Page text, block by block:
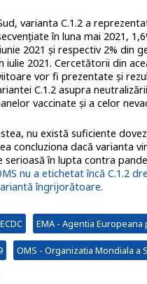
varianta C.1.2 a
în luna mai 2021,
2021 și respectiv 2% din
iulie 2021. Cercetătorii din
vor fi prezentate și
C.1.2 asupra
vaccinate și a celor
nu există suficiente
concluziona dacă varianta
serioasă în lupta contra
nu a etichetat încă C.1.2
îngrijorătoare.
ECDC EMA - Agentia
OMS - Organizatia Mondiala a